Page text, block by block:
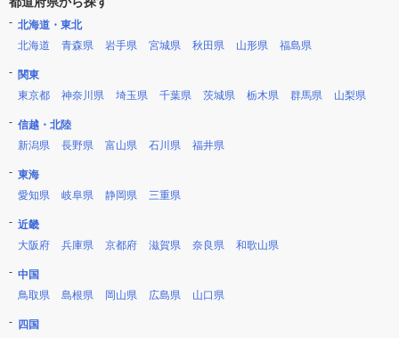
北海道・東北
北海道
青森県 岩手県 宮城県 秋田県 山形県 福島県
関東
東京都
神奈川県 埼玉県 千葉県 茨城県 栃木県 群馬県 山梨県
信越・北陸
新潟県
長野県 富山県 石川県 福井県
東海
愛知県
岐阜県 静岡県 三重県
近畿
大阪府
兵庫県 京都府 滋賀県 奈良県 和歌山県
中国
鳥取県
島根県 岡山県 広島県 山口県
四国